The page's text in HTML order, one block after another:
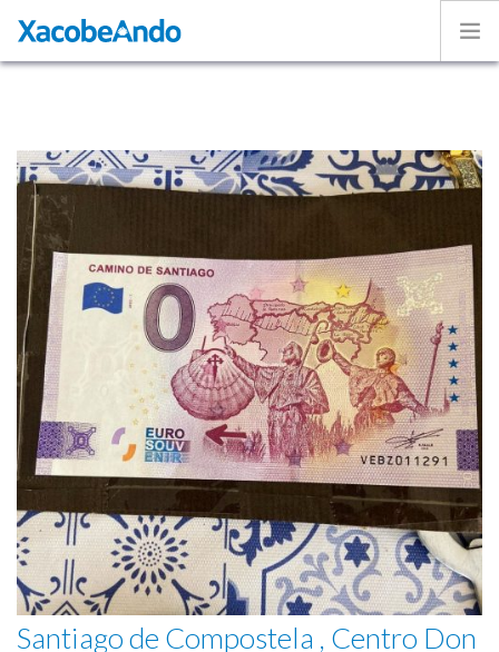
Caminos
Voluntarios
Experiencias
Exposición
ESPAÑOL
Santiago de Compostela , Centro Don